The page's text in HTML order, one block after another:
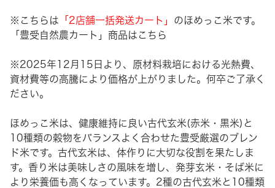
※こちらは 「2店舗一括発送カート」 のほめっこ米です。
「豊受自然農カート」商品は こちら
※2025年12月15日より、原材料栽培における光熱費、
資材費等の高騰により価格が上がりました。何卒ご了承く
ださい。
ほめっこ米は、健康維持に良い古代玄米(赤米・黒米)と
10種類の穀物をバランスよく合わせた豊受厳選のブレン
ド米です。古代玄米は、体作りに大切な役割を果たしま
す。香り米は美味しさの風味を増し、発芽玄米・そば米に
より栄養価も高くなっています。2種の古代玄米と10種類